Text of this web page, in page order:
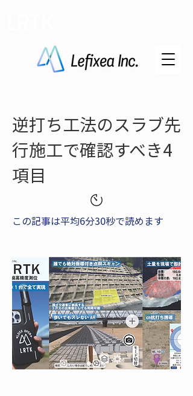
逆打ち工法のスラブ先
行施工で確認すべき4
項目
この記事は平均6分30秒で読めます